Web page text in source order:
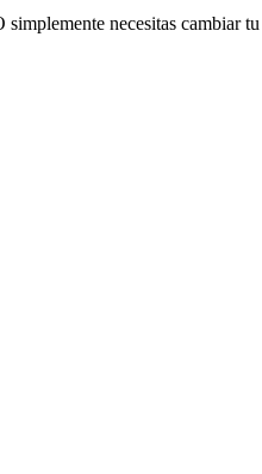
simplemente necesitas cambiar tu